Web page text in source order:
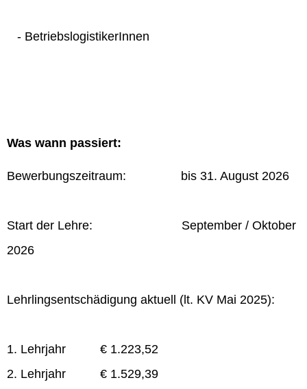
- BetriebslogistikerInnen
Was wann passiert:
Bewerbungszeitraum: bis 31. August 2026
Start der Lehre: September / Oktober
2026
Lehrlingsentschädigung aktuell (lt. KV Mai 2025):
1. Lehrjahr € 1.223,52
2. Lehrjahr € 1.529,39